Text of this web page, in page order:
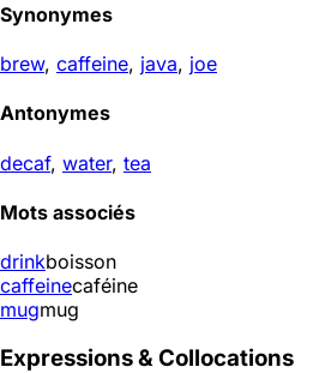
Synonymes
brew, caffeine, java, joe
Antonymes
decaf, water, tea
Mots associés
drinkboisson
caffeinecaféine
mugmug
Expressions & Collocations